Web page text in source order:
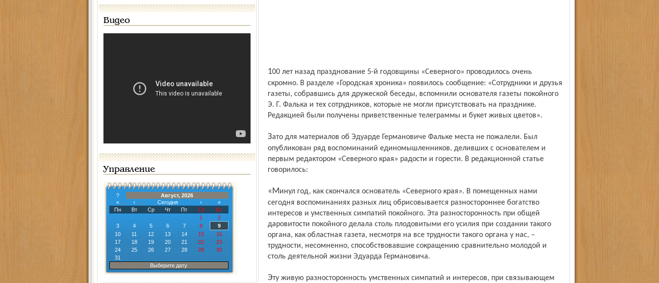
Видео
Управление
?
Август, 2026
«
‹ Сегодня ›
»
Пн
Вт Ср Чт Пт Сб
Вс
1
2
3
4 5 6 7 8
9
10
11 12 13 14 15
16
17
18 19 20 21 22
23
24
25 26 27 28 29
30
31
Выберите дату
100 лет назад празднование 5-й годовщины «Северного» проводилось очень
скромно. В разделе «Городская хроника» появилось сообщение: «Сотрудники и друзья
газеты, собравшись для дружеской беседы, вспомнили основателя газеты покойного
Э. Г. Фалька и тех сотрудников, которые не могли присутствовать на празднике.
Редакцией были получены приветственные телеграммы и букет живых цветов».
Зато для материалов об Эдуарде Германовиче Фальке места не пожалели. Был
опубликован ряд воспоминаний единомышленников, деливших с основателем и
первым редактором «Северного края» радости и горести. В редакционной статье
говорилось:
«Минул год, как скончался основатель «Северного края». В помещенных нами
сегодня воспоминаниях разных лиц обрисовывается разностороннее богатство
интересов и умственных симпатий покойного. Эта разносторонность при общей
даровитости покойного делала столь плодовитыми его усилия при создании такого
органа, как областная газета, несмотря на все трудности такого органа у нас, –
трудности, несомненно, способствовавшие сокращению сравнительно молодой и
столь деятельной жизни Эдуарда Германовича.
Эту живую разносторонность умственных симпатий и интересов, при связывающем